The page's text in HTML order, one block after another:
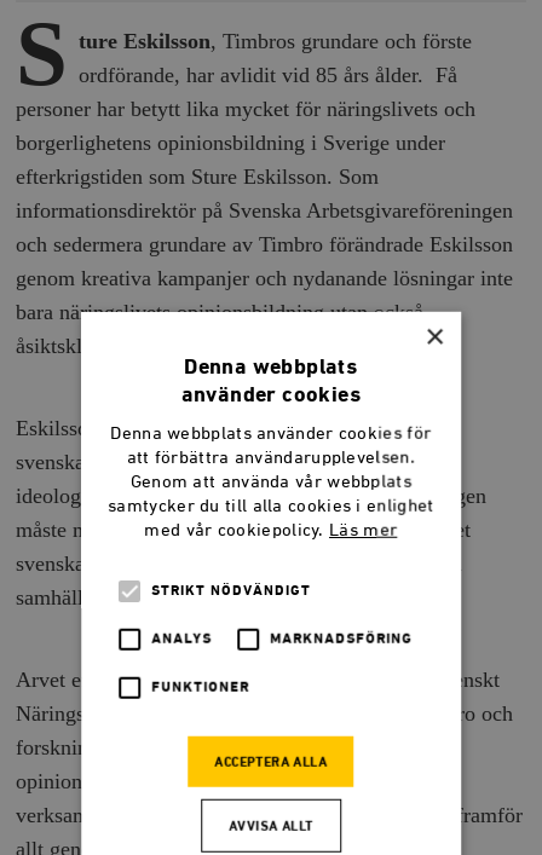
S ture Eskilsson, Timbros grundare och förste
ordförande, har avlidit vid 85 års ålder. Få
personer har betytt lika mycket för näringslivets och
borgerlighetens opinionsbildning i Sverige under
efterkrigstiden som Sture Eskilsson. Som
informationsdirektör på Svenska Arbetsgivareföreningen
och sedermera grundare av Timbro förändrade Eskilsson
genom kreativa kampanjer och nydanande lösningar inte
bara näringslivets opinionsbildning utan också
åsiktsklimatet i Sverige för alltid.
Eskilsson uppmärksammade tidigt det hot mot det
svenska företagandet som kollektivistiska
ideologier utgjorde och insåg att radikaliseringsvågen
måste mötas med opinionsbildande insatser från det
svenska näringslivet. Företagens röst måste höras i
samhällsdebatten.
Arvet efter Sture Eskilsson lever i dag vidare i Svenskt
Näringsliv och i form av organisationer som Timbro och
forskningsinstitutet Ratio, genom hundratals
opinionsbildare som på ett eller annat sätt varit
verksamma i och kring dessa organisationer, men framför
allt genom att idéerna om ett fritt näringsliv och
×
Denna webbplats
använder cookies
Denna webbplats använder cookies för
att förbättra användarupplevelsen.
Genom att använda vår webbplats
samtycker du till alla cookies i enlighet
med vår cookiepolicy. Läs mer
STRIKT NÖDVÄNDIGT
ANALYS MARKNADSFÖRING
FUNKTIONER
ACCEPTERA ALLA
AVVISA ALLT